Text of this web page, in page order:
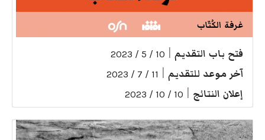
غرفة الكُتّاب
فتح باب التقديم 10 / 5 / 2023
آخر موعد للتقديم 11 / 7 / 2023
إعلان النتائج 10 / 10 / 2023